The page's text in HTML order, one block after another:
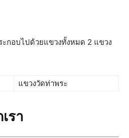
ะกอบไปด้วยแขวงทั้งหมด 2 แขวง
แขวงวัดท่าพระ
รา